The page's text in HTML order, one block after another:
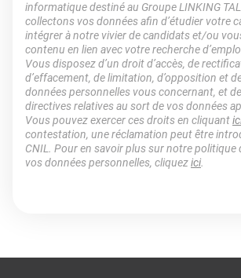
informatique destiné au Groupe LINKING
collectons vos données afin d’étudier votre
intégrer à notre vivier de candidats et/ou
contenu en lien avec votre recherche
Vous disposez d’un droit d’accès, de
d’effacement, de limitation, d’opposition et
données personnelles vous concernant, et
directives relatives au sort de vos données
Vous pouvez exercer ces droits en cliquant
contestation, une réclamation peut être
CNIL. Pour en savoir plus sur notre politique
vos données personnelles, cliquezici.